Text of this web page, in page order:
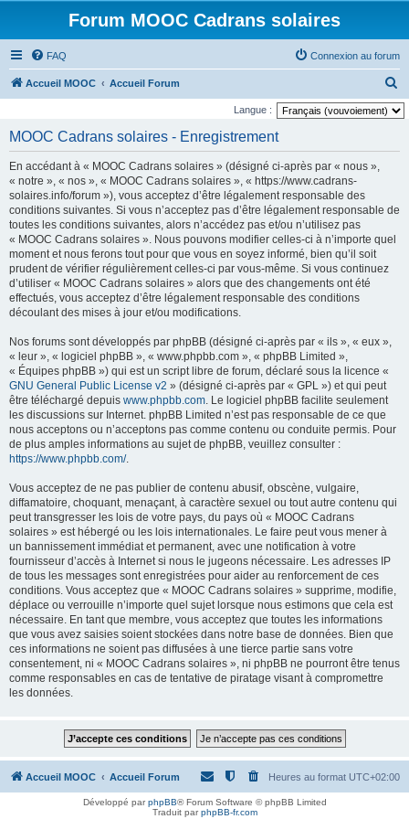
Forum MOOC Cadrans solaires
FAQ Connexion au forum
Accueil MOOC Accueil Forum
e
Langue :
MOOC Cadrans solaires - Enregistrement
En accédant à « MOOC Cadrans solaires » (désigné ci-après par « nous »,
« notre », « nos », « MOOC Cadrans solaires », « https://www.cadrans-
solaires.info/forum »), vous acceptez d’être légalement responsable des
conditions suivantes. Si vous n’acceptez pas d’être légalement responsable de
toutes les conditions suivantes, alors n’accédez pas et/ou n’utilisez pas
« MOOC Cadrans solaires ». Nous pouvons modifier celles-ci à n’importe quel
moment et nous ferons tout pour que vous en soyez informé, bien qu’il soit
prudent de vérifier régulièrement celles-ci par vous-même. Si vous continuez
d’utiliser « MOOC Cadrans solaires » alors que des changements ont été
effectués, vous acceptez d’être légalement responsable des conditions
découlant des mises à jour et/ou modifications.
Nos forums sont développés par phpBB (désigné ci-après par « ils », « eux »,
« leur », « logiciel phpBB », « www.phpbb.com », « phpBB Limited »,
« Équipes phpBB ») qui est un script libre de forum, déclaré sous la licence «
GNU General Public License v2 » (désigné ci-après par « GPL ») et qui peut
être téléchargé depuis www.phpbb.com. Le logiciel phpBB facilite seulement
les discussions sur Internet. phpBB Limited n’est pas responsable de ce que
nous acceptons ou n’acceptons pas comme contenu ou conduite permis. Pour
de plus amples informations au sujet de phpBB, veuillez consulter :
https://www.phpbb.com/.
Vous acceptez de ne pas publier de contenu abusif, obscène, vulgaire,
diffamatoire, choquant, menaçant, à caractère sexuel ou tout autre contenu qui
peut transgresser les lois de votre pays, du pays où « MOOC Cadrans
solaires » est hébergé ou les lois internationales. Le faire peut vous mener à
un bannissement immédiat et permanent, avec une notification à votre
fournisseur d’accès à Internet si nous le jugeons nécessaire. Les adresses IP
de tous les messages sont enregistrées pour aider au renforcement de ces
conditions. Vous acceptez que « MOOC Cadrans solaires » supprime, modifie,
déplace ou verrouille n’importe quel sujet lorsque nous estimons que cela est
nécessaire. En tant que membre, vous acceptez que toutes les informations
que vous avez saisies soient stockées dans notre base de données. Bien que
ces informations ne soient pas diffusées à une tierce partie sans votre
consentement, ni « MOOC Cadrans solaires », ni phpBB ne pourront être tenus
comme responsables en cas de tentative de piratage visant à compromettre
les données.
Accueil MOOC Accueil Forum Heures au format UTC+02:00
Développé parphpBB® Forum Software © phpBB Limited
Traduit parphpBB-fr.com